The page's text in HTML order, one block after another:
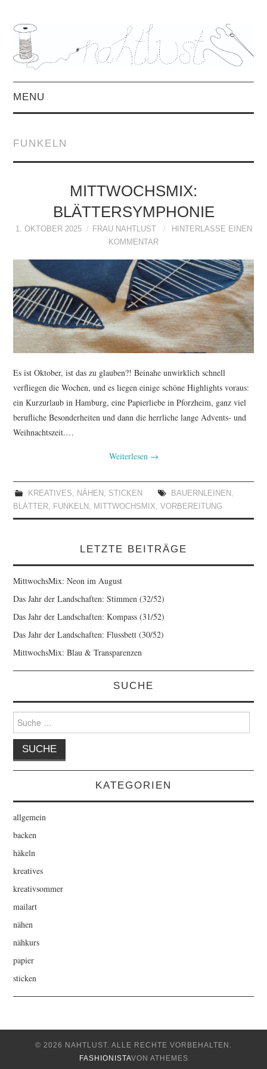
MENU
MITTWOCHSMIX &
INTERVIEWS
TUTORIALS
WORKSHOPS
PAPIERLIEBE AM
MONTAG
IMPRESSUM
DATENSCHUTZ
FUNKELN
MITTWOCHSMIX:
BLÄTTERSYMPHONIE
1. OKTOBER 2025 FRAU NAHTLUST
HINTERLASSE EINEN
KOMMENTAR
Es ist Oktober, ist das zu glauben?! Beinahe unwirklich schnell
verfliegen die Wochen, und es liegen einige schöne Highlights voraus:
ein Kurzurlaub in Hamburg, eine Papierliebe in Pforzheim, ganz viel
berufliche Besonderheiten und dann die herrliche lange Advents- und
Weihnachtszeit.…
Weiterlesen →
KREATIVES, NÄHEN , STICKEN BAUERNLEINEN ,
BLÄTTER, FUNKELN , MITTWOCHSMIX,VORBEREITUNG
LETZTE BEITRÄGE
MittwochsMix: Neon im August
Das Jahr der Landschaften: Stimmen (32/52)
Das Jahr der Landschaften: Kompass (31/52)
Das Jahr der Landschaften: Flussbett (30/52)
MittwochsMix: Blau & Transparenzen
SUCHE
Suche
nach:
KATEGORIEN
allgemein
backen
häkeln
kreatives
kreativsommer
mailart
nähen
nähkurs
papier
sticken
© 2026 NAHTLUST. ALLE RECHTE VORBEHALTEN.
FASHIONISTAVON ATHEMES